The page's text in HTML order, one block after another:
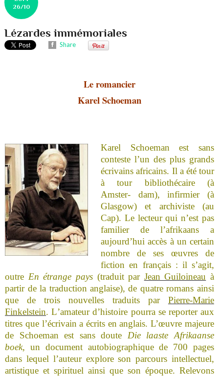
26/10
Lézardes immémoriales
Share
Le romancier
Karel Schoeman
Karel Schoeman est sans
conteste l’un des plus grands
écrivains africains. Il a été tour
à tour bibliothécaire (à
Amster- dam), infirmier (à
Glasgow) et archiviste (au
Cap). Le lecteur qui n’est pas
familier de l’afrikaans a
aujourd’hui accès à un certain
nombre de ses œuvres de
fiction en français : il s’agit,
outre En étrange pays(traduit par Jean Guiloineau à
partir de la traduction anglaise), de quatre romans ainsi
que de trois nouvelles traduits par Pierre-Marie
Finkelstein. L’amateur d’histoire pourra se reporter aux
titres que l’écrivain a écrits en anglais. L’œuvre majeure
de Schoeman est sans doute Die laaste Afrikaanse
boek, un document autobiographique de 700 pages
dans lequel l’auteur explore son parcours intellectuel,
artistique et spirituel ainsi que son époque. Relevons